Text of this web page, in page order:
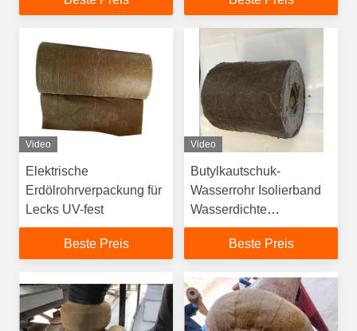
Video
Elektrische
Erdölrohrverpackung für
Lecks UV-fest
Beste Preis
Video
Butylkautschuk-
Wasserrohr Isolierband
Wasserdichte
Rohrwicklung
Beste Preis